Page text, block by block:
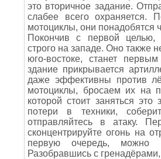
это вторичное задание.
слабее всего охраняется.
мотоциклы, они понадобятся
Покончив с первой целью,
строго на западе. Оно также
юго-востоке, станет
здание прикрывается
даже эффективны против
мотоциклы, бросаем их на
которой стоит заняться
потери в техники,
отправляйтесь в атаку.
сконцентрируйте огонь на
первую очередь, можно
Разобравшись с